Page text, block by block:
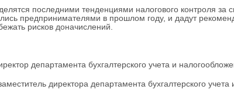
последними тенденциями налогового контроля за
предпринимателями в прошлом году, и дадут
рисков доначислений.
департамента бухгалтерского учета и
директора департамента бухгалтерского